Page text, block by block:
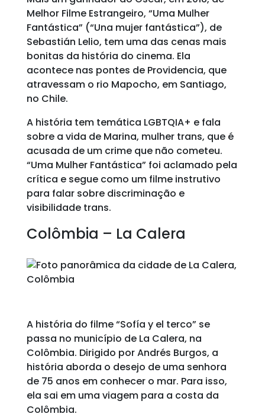
Melhor Filme Estrangeiro, “Uma Mulher
Fantástica” (“Una mujer fantástica”), de
Sebastián Lelio, tem uma das cenas mais
bonitas da história do cinema. Ela
acontece nas pontes de Providencia, que
atravessam o rio Mapocho, em Santiago,
no Chile.
A história tem temática LGBTQIA+ e fala
sobre a vida de Marina, mulher trans, que é
acusada de um crime que não cometeu.
“Uma Mulher Fantástica” foi aclamado pela
crítica e segue como um filme instrutivo
para falar sobre discriminação e
visibilidade trans.
Colômbia – La Calera
A história do filme “Sofía y el terco” se
passa no município de La Calera, na
Colômbia. Dirigido por Andrés Burgos, a
história aborda o desejo de uma senhora
de 75 anos em conhecer o mar. Para isso,
ela sai em uma viagem para a costa da
Colômbia.